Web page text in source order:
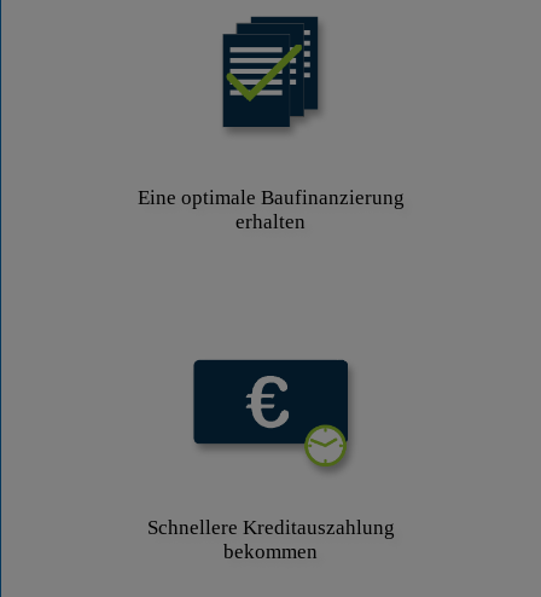
Eine optimale Baufinanzierung
erhalten
Schnellere Kreditauszahlung
bekommen